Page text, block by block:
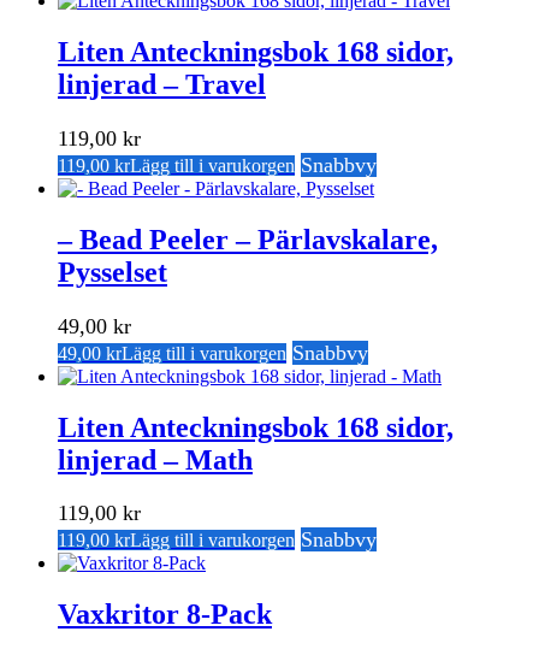
Liten Anteckningsbok 168 sidor,
linjerad – Travel
119,00 kr
119,00 krLägg till i varukorgen Snabbvy
– Bead Peeler – Pärlavskalare,
Pysselset
49,00 kr
49,00 krLägg till i varukorgen Snabbvy
Liten Anteckningsbok 168 sidor,
linjerad – Math
119,00 kr
119,00 krLägg till i varukorgen Snabbvy
Vaxkritor 8-Pack